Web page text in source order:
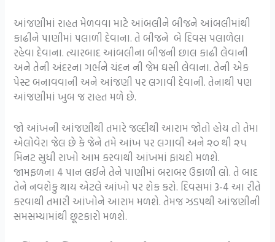
આંજણીમાં રાહત મેળવવા માટે આંબલીને બીજને આંબલીમાંથી
કાઢીને પાણીમાં પલાળી દેવાના. તે બીજને બે દિવસ પલાળેલા
રહેવા દેવાના. ત્યારબાદ આંબલીના બીજની છાલ કાઢી લેવાની
અને તેની અંદરના ગર્ભને ચંદન ની જેમ ઘસી લેવાના. તેની એક
પેસ્ટ બનાવવાની અને આંજણી પર લગાવી દેવાની. તેનાથી પણ
આંજણીમાં ખુબ જ રાહત મળે છે.
જો આંખની આંજણીથી તમારે જલ્દીથી આરામ જોતો હોય તો તેમા
એલોવેરા જેલ છે કે જેને તમે આંખ પર લગાવી અને ૨૦ થી ૨૫
મિનટ સુધી રાખો આમ કરવાથી આંખમાં ફાયદો મળશે.
જામફળના 4 પાન લઈને તેને પાણીમાં બરાબર ઉકાળી લો. તે બાદ
તેને નવશેકુ થાય એટલે આંખો પર શેક કરો. દિવસમાં 3-4 આ રીતે
કરવાથી તમારી આંખોને આરામ મળશે. તેમજ ઝડપથી આંજણીની
સમસમ્યામાંથી છૂટકારો મળશે.